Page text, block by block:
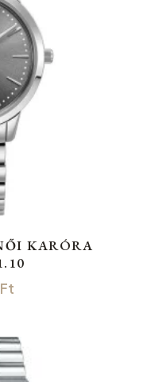
KARÓRA
Ft